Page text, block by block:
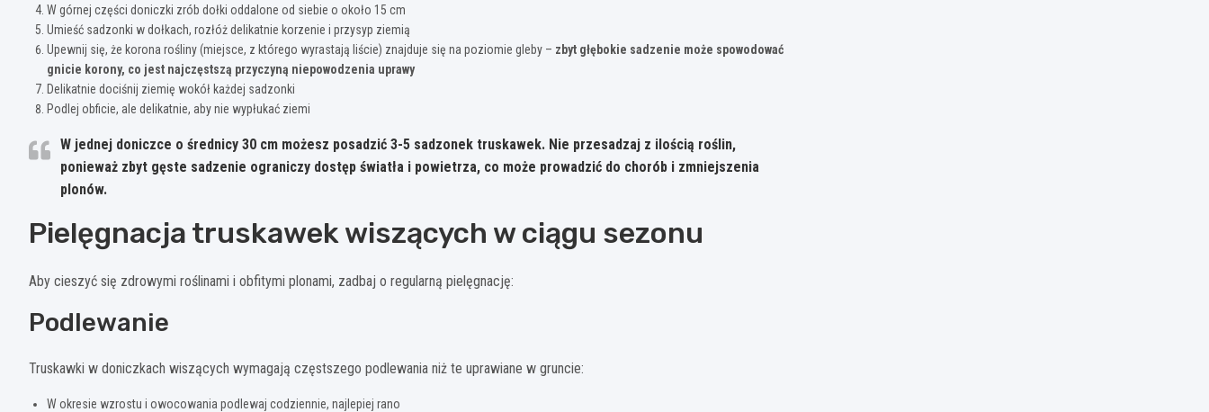
W górnej części doniczki zrób dołki oddalone od siebie o około 15 cm
Umieść sadzonki w dołkach, rozłóż delikatnie korzenie i przysyp ziemią
Upewnij się, że korona rośliny (miejsce, z którego wyrastają liście) znajduje się na poziomie gleby – zbyt głębokie sadzenie może spowodować
gnicie korony, co jest najczęstszą przyczyną niepowodzenia uprawy
Delikatnie dociśnij ziemię wokół każdej sadzonki
Podlej obficie, ale delikatnie, aby nie wypłukać ziemi
W jednej doniczce o średnicy 30 cm możesz posadzić 3-5 sadzonek truskawek. Nie przesadzaj z ilością roślin,
ponieważ zbyt gęste sadzenie ograniczy dostęp światła i powietrza, co może prowadzić do chorób i zmniejszenia
plonów.
Pielęgnacja truskawek wiszących w ciągu sezonu
Aby cieszyć się zdrowymi roślinami i obfitymi plonami, zadbaj o regularną pielęgnację:
Podlewanie
Truskawki w doniczkach wiszących wymagają częstszego podlewania niż te uprawiane w gruncie:
W okresie wzrostu i owocowania podlewaj codziennie, najlepiej rano